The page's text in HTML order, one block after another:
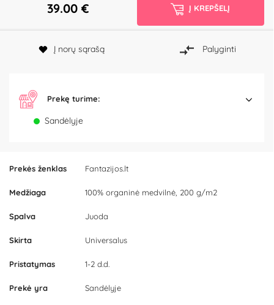
Prekės ženklas Fantazijos.lt
Medžiaga 100% organinė medvilnė, 200 g/m2
Spalva Juoda
Skirta Universalus
Pristatymas 1-2 d.d.
Prekė yra Sandėlyje
39.00 € Į KREPŠELĮ
Į norų sąrašą Palyginti
Prekę turime:
Sandėlyje